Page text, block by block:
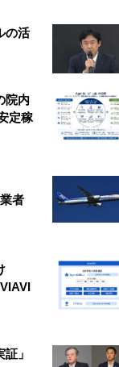
の活
院内
定稼
者
」